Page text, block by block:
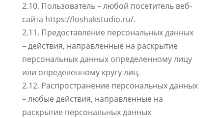
2.10. Пользователь – любой посетитель веб-
сайта https://loshakstudio.ru/.
2.11. Предоставление персональных данных
– действия, направленные на раскрытие
персональных данных определенному лицу
или определенному кругу лиц.
2.12. Распространение персональных данных
– любые действия, направленные на
раскрытие персональных данных